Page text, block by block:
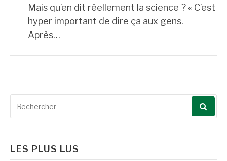
Mais qu’en dit réellement la science ? « C’est
hyper important de dire ça aux gens.
Après…
LES PLUS LUS